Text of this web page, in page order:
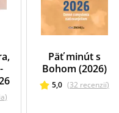
)
Päť minút s
Bohom (2026)
5,0 (32 recenzií)